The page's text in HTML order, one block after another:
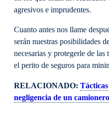
agresivos e imprudentes.
Cuanto antes nos llame
serán nuestras posibilidades
necesarias y protegerle de las
el perito de seguros para
RELACIONADO:
negligencia de un